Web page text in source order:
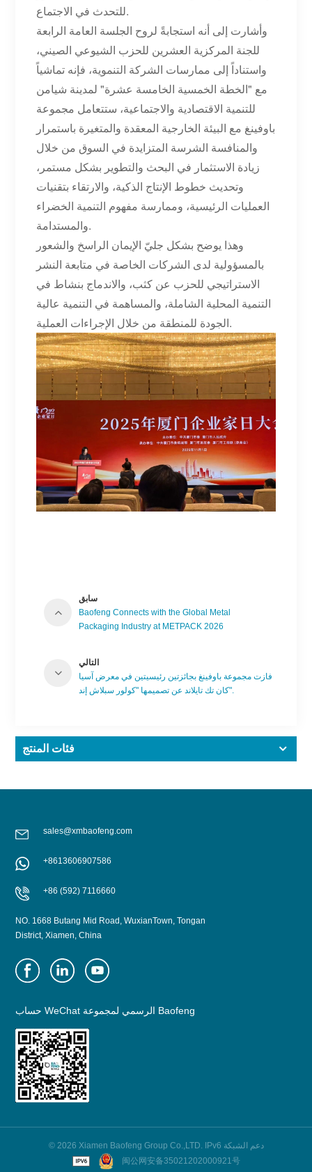
للتحدث في الاجتماع.
وأشارت إلى أنه استجابةً لروح الجلسة العامة الرابعة
للجنة المركزية العشرين للحزب الشيوعي الصيني،
واستناداً إلى ممارسات الشركة التنموية، فإنه تماشياً
مع "الخطة الخمسية الخامسة عشرة" لمدينة شيامن
للتنمية الاقتصادية والاجتماعية، ستتعامل مجموعة
باوفينغ مع البيئة الخارجية المعقدة والمتغيرة باستمرار
والمنافسة الشرسة المتزايدة في السوق من خلال
زيادة الاستثمار في البحث والتطوير بشكل مستمر،
وتحديث خطوط الإنتاج الذكية، والارتقاء بتقنيات
العمليات الرئيسية، وممارسة مفهوم التنمية الخضراء
والمستدامة.
وهذا يوضح بشكل جليّ الإيمان الراسخ والشعور
بالمسؤولية لدى الشركات الخاصة في متابعة النشر
الاستراتيجي للحزب عن كثب، والاندماج بنشاط في
التنمية المحلية الشاملة، والمساهمة في التنمية عالية
الجودة للمنطقة من خلال الإجراءات العملية.
سابق
Baofeng Connects with the Global Metal
Packaging Industry at METPACK 2026
التالي
فازت مجموعة باوفينغ بجائزتين رئيسيتين في معرض آسيا
كان تك تايلاند عن تصميمها "كولور سبلاش إند".
فئات المنتج
sales@xmbaofeng.com
+8613606907586
+86 (592) 7116660
NO. 1668 Butang Mid Road, WuxianTown, Tongan
District, Xiamen, China
حساب WeChat الرسمي لمجموعة Baofeng
© 2026 Xiamen Baofeng Group Co.,LTD. IPv6 دعم الشبكة
闽公网安备35021202000921号